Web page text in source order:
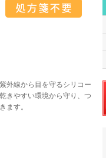
外線から目を守るシリコー
きやすい環境から守り、つ
ます。